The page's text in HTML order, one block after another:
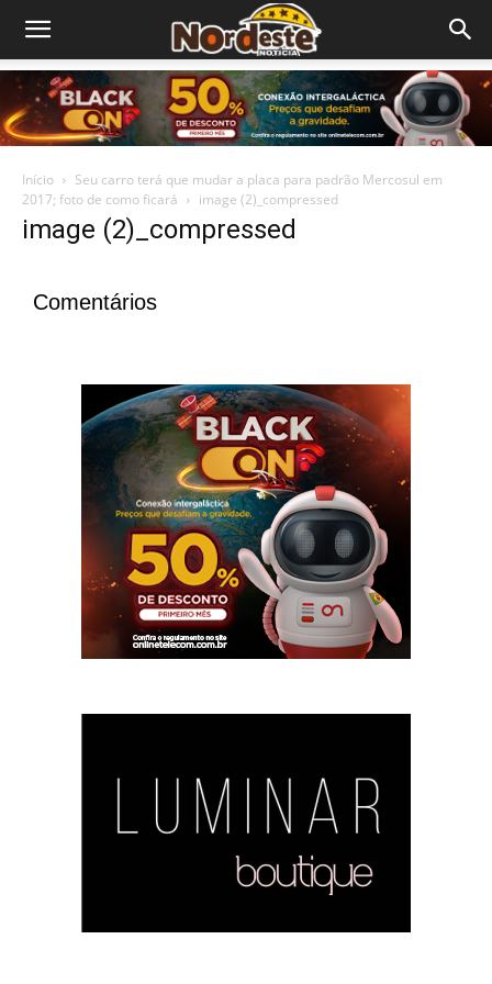
Início
Seu carro terá que mudar a placa para padrão Mercosul em
2017; foto de como ficará
image (2)_compressed
image (2)_compressed
Comentários